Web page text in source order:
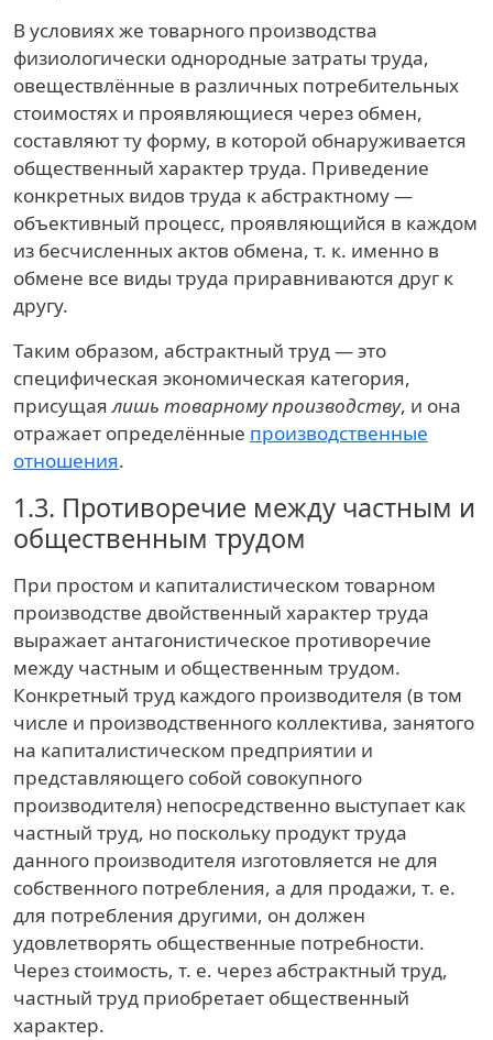
В условиях же товарного производства
физиологически однородные затраты труда,
овеществлённые в различных потребительных
стоимостях и проявляющиеся через обмен,
составляют ту форму, в которой обнаруживается
общественный характер труда. Приведение
конкретных видов труда к абстрактному —
объективный процесс, проявляющийся в каждом
из бесчисленных актов обмена, т. к. именно в
обмене все виды труда приравниваются друг к
другу.
Таким образом, абстрактный труд — это
специфическая экономическая категория,
присущаялишь товарному производству, и она
отражает определённые производственные
отношения.
1.3. Противоречие между частным и
общественным трудом
При простом и капиталистическом товарном
производстве двойственный характер труда
выражает антагонистическое противоречие
между частным и общественным трудом.
Конкретный труд каждого производителя (в том
числе и производственного коллектива, занятого
на капиталистическом предприятии и
представляющего собой совокупного
производителя) непосредственно выступает как
частный труд, но поскольку продукт труда
данного производителя изготовляется не для
собственного потребления, а для продажи, т. е.
для потребления другими, он должен
удовлетворять общественные потребности.
Через стоимость, т. е. через абстрактный труд,
частный труд приобретает общественный
характер.